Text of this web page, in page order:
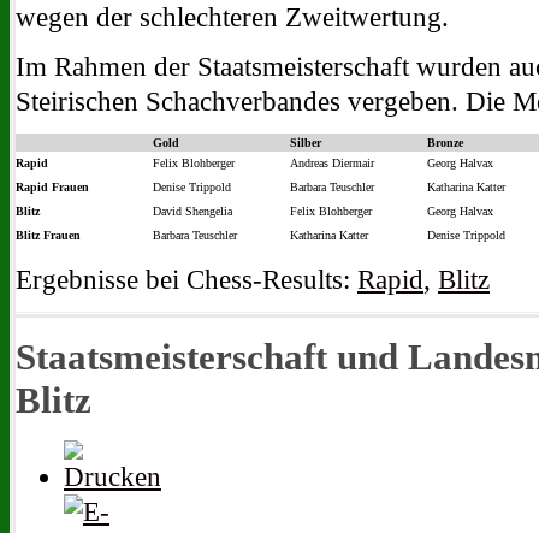
wegen der schlechteren Zweitwertung.
Im Rahmen der Staatsmeisterschaft wurden
Steirischen Schachverbandes vergeben. Die
Gold Silber
Bronze
Rapid
Felix Blohberger Andreas Diermair
Georg Halvax
Rapid Frauen
Denise Trippold Barbara Teuschler
Katharina Katter
Blitz
David Shengelia Felix Blohberger
Georg Halvax
Blitz Frauen
Barbara Teuschler Katharina Katter Denise Trippold
Ergebnisse bei Chess-Results: Rapid, Blitz
Staatsmeisterschaft und
Blitz